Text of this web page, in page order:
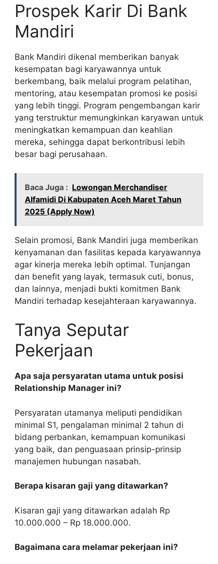
Prospek Karir Di Bank
Mandiri
Bank Mandiri dikenal memberikan banyak
kesempatan bagi karyawannya untuk
berkembang, baik melalui program pelatihan,
mentoring, atau kesempatan promosi ke posisi
yang lebih tinggi. Program pengembangan karir
yang terstruktur memungkinkan karyawan untuk
meningkatkan kemampuan dan keahlian
mereka, sehingga dapat berkontribusi lebih
besar bagi perusahaan.
Baca Juga : Lowongan Merchandiser
Alfamidi Di Kabupaten Aceh Maret Tahun
2025 (Apply Now)
Selain promosi, Bank Mandiri juga memberikan
kenyamanan dan fasilitas kepada karyawannya
agar kinerja mereka lebih optimal. Tunjangan
dan benefit yang layak, termasuk cuti, bonus,
dan lainnya, menjadi bukti komitmen Bank
Mandiri terhadap kesejahteraan karyawannya.
Tanya Seputar
Pekerjaan
Apa saja persyaratan utama untuk posisi
Relationship Manager ini?
Persyaratan utamanya meliputi pendidikan
minimal S1, pengalaman minimal 2 tahun di
bidang perbankan, kemampuan komunikasi
yang baik, dan penguasaan prinsip-prinsip
manajemen hubungan nasabah.
Berapa kisaran gaji yang ditawarkan?
Kisaran gaji yang ditawarkan adalah Rp
10.000.000 – Rp 18.000.000.
Bagaimana cara melamar pekerjaan ini?